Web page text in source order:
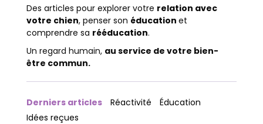
Des articles pour explorer votre relation avec
votre chien, penser son éducation et
comprendre sa rééducation.
Un regard humain, au service de votre bien-
être commun.
Derniers articles Réactivité
Éducation
Idées reçues